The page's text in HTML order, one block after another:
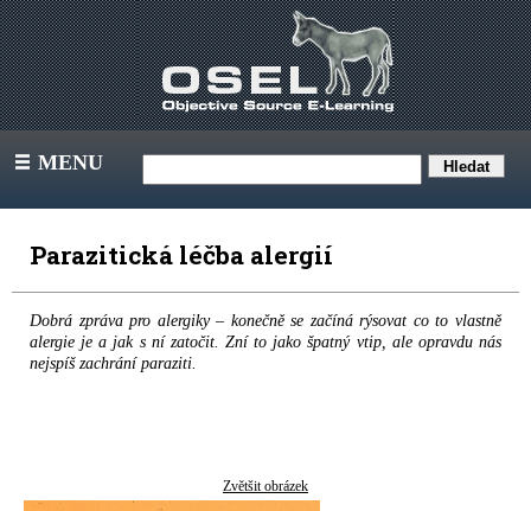
III MENU
Parazitická léčba alergií
Dobrá zpráva pro alergiky – konečně se začíná rýsovat co to vlastně
alergie je a jak s ní zatočit. Zní to jako špatný vtip, ale opravdu nás
nejspíš zachrání paraziti.
Zvětšit obrázek